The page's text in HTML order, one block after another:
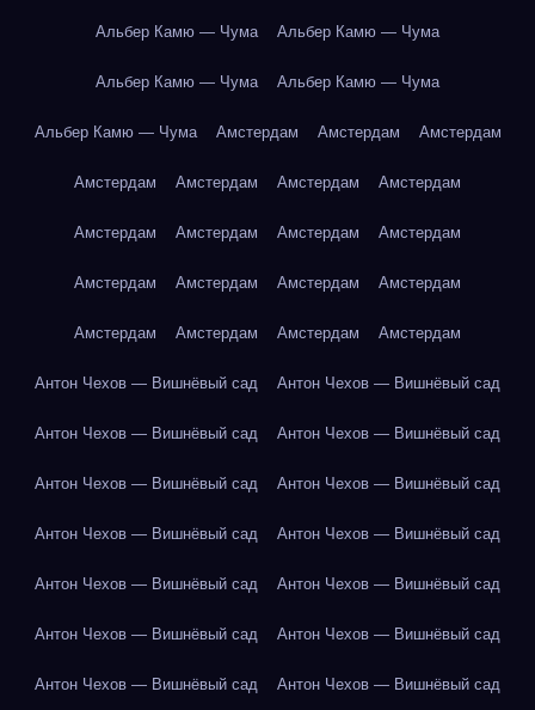
Альбер Камю — Чума Альбер Камю — Чума
Альбер Камю — Чума Альбер Камю — Чума
Альбер Камю — Чума Амстердам Амстердам Амстердам
Амстердам Амстердам Амстердам Амстердам
Амстердам Амстердам Амстердам Амстердам
Амстердам Амстердам Амстердам Амстердам
Амстердам Амстердам Амстердам Амстердам
Антон Чехов — Вишнёвый сад Антон Чехов — Вишнёвый сад
Антон Чехов — Вишнёвый сад Антон Чехов — Вишнёвый сад
Антон Чехов — Вишнёвый сад Антон Чехов — Вишнёвый сад
Антон Чехов — Вишнёвый сад Антон Чехов — Вишнёвый сад
Антон Чехов — Вишнёвый сад Антон Чехов — Вишнёвый сад
Антон Чехов — Вишнёвый сад Антон Чехов — Вишнёвый сад
Антон Чехов — Вишнёвый сад Антон Чехов — Вишнёвый сад